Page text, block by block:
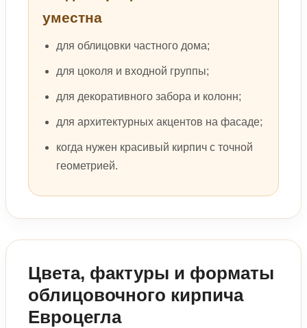
уместна
для облицовки частного дома;
для цоколя и входной группы;
для декоративного забора и колонн;
для архитектурных акцентов на фасаде;
когда нужен красивый кирпич с точной
геометрией.
Цвета, фактуры и форматы
облицовочного кирпича
Евроцегла